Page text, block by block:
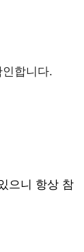
합니다.
으니 항상 참